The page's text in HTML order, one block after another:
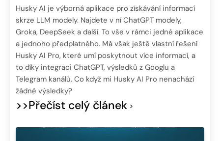
Husky AI je výborná aplikace pro získávání informací
skrze LLM modely. Najdete v ní ChatGPT modely,
Groka, DeepSeek a další. To vše v rámci jedné aplikace
a jednoho předplatného. Má však ještě vlastní řešení
Husky AI Pro, které umí poskytnout více informací, a
to díky integraci ChatGPT, výsledků z Googlu a
Telegram kanálů. Co když mi Husky AI Pro nenachází
žádné výsledky?
>>Přečíst celý článek